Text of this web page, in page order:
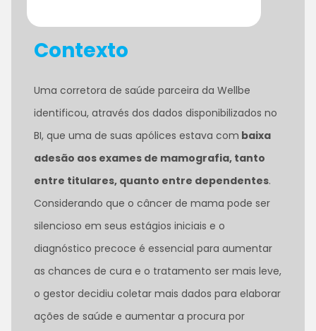
Contexto
Uma corretora de saúde parceira da Wellbe
identificou, através dos dados disponibilizados no
BI, que uma de suas apólices estava com baixa
adesão aos exames de mamografia, tanto
entre titulares, quanto entre dependentes.
Considerando que o câncer de mama pode ser
silencioso em seus estágios iniciais e o
diagnóstico precoce é essencial para aumentar
as chances de cura e o tratamento ser mais leve,
o gestor decidiu coletar mais dados para elaborar
ações de saúde e aumentar a procura por